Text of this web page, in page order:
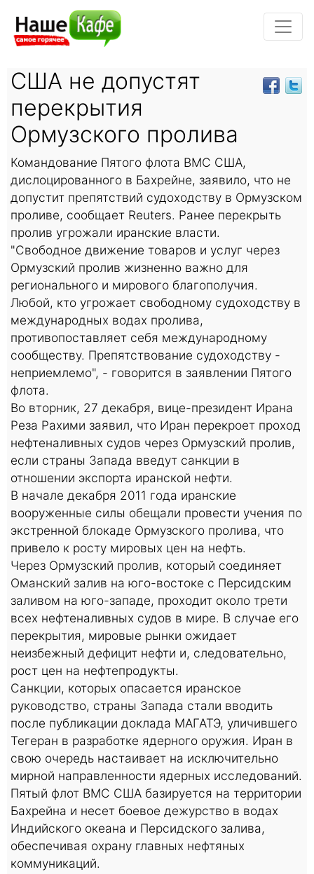
США не допустят
перекрытия
Ормузского пролива
Командование Пятого флота ВМС США,
дислоцированного в Бахрейне, заявило, что не
допустит препятствий судоходству в Ормузском
проливе, сообщает Reuters. Ранее перекрыть
пролив угрожали иранские власти.
"Свободное движение товаров и услуг через
Ормузский пролив жизненно важно для
регионального и мирового благополучия.
Любой, кто угрожает свободному судоходству в
международных водах пролива,
противопоставляет себя международному
сообществу. Препятствование судоходству -
неприемлемо", - говорится в заявлении Пятого
флота.
Во вторник, 27 декабря, вице-президент Ирана
Реза Рахими заявил, что Иран перекроет проход
нефтеналивных судов через Ормузский пролив,
если страны Запада введут санкции в
отношении экспорта иранской нефти.
В начале декабря 2011 года иранские
вооруженные силы обещали провести учения по
экстренной блокаде Ормузского пролива, что
привело к росту мировых цен на нефть.
Через Ормузский пролив, который соединяет
Оманский залив на юго-востоке с Персидским
заливом на юго-западе, проходит около трети
всех нефтеналивных судов в мире. В случае его
перекрытия, мировые рынки ожидает
неизбежный дефицит нефти и, следовательно,
рост цен на нефтепродукты.
Санкции, которых опасается иранское
руководство, страны Запада стали вводить
после публикации доклада МАГАТЭ, уличившего
Тегеран в разработке ядерного оружия. Иран в
свою очередь настаивает на исключительно
мирной направленности ядерных исследований.
Пятый флот ВМС США базируется на территории
Бахрейна и несет боевое дежурство в водах
Индийского океана и Персидского залива,
обеспечивая охрану главных нефтяных
коммуникаций.